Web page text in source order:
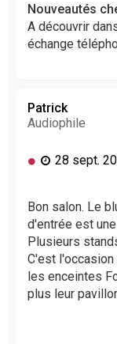
Nouveautés
A découvrir
échange
Patrick
Audiophile
M
s
a
g
e
n
o
n
28 sept.
Bon salon. Le
d'entrée est
Plusieurs
C'est
les enceintes
plus leur